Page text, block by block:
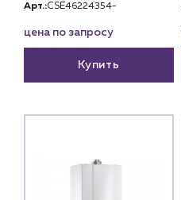
Арт.:CSE46224354-
цена по запросу
Купить